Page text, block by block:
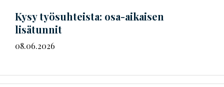
Kysy työsuhteista: osa-aikaisen
lisätunnit
08.06.2026